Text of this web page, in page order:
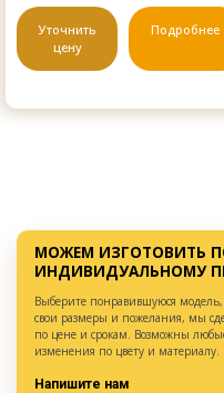
Уточнить
цену
Подробнее
МОЖЕМ ИЗГОТОВИТЬ
ИНДИВИДУАЛЬНОМУ
Выберите понравившуюся модель,
свои размеры и пожелания, мы
по цене и срокам. Возможны
изменения по цвету и материалу.
Напишите нам